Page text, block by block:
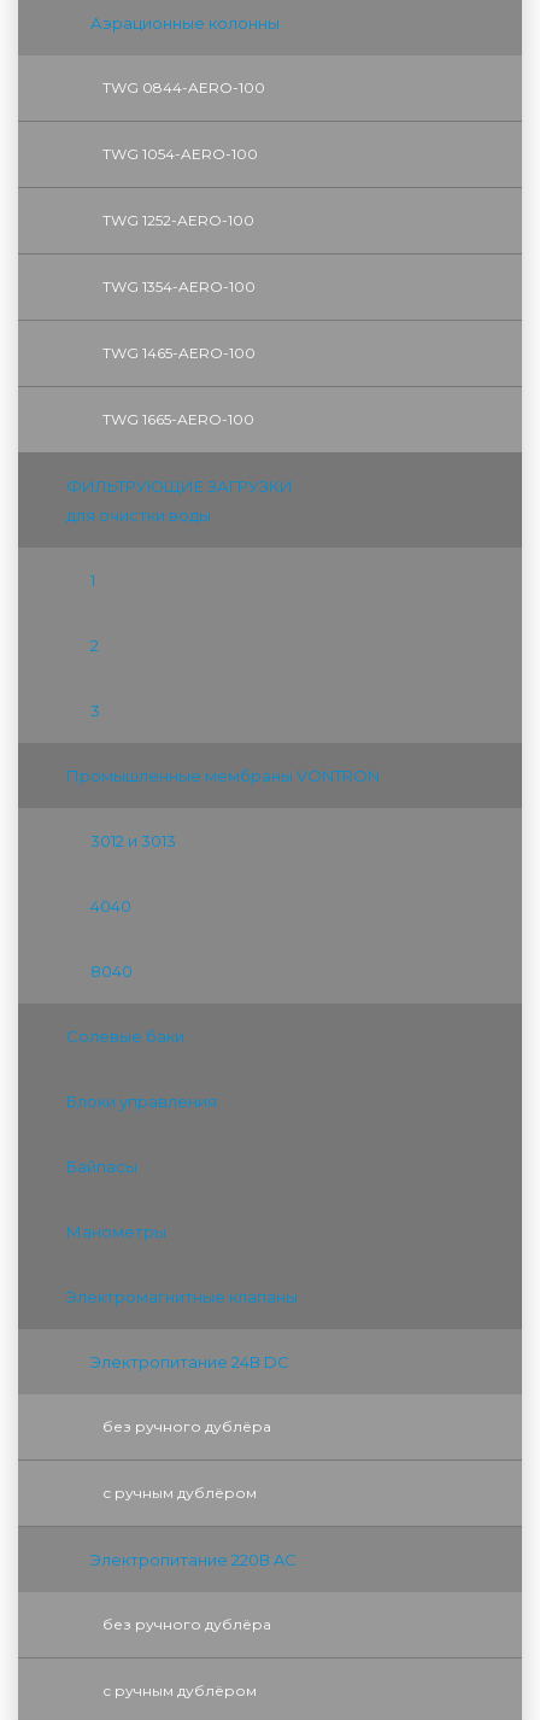
Аэрационные колонны
TWG 0844-AERO-100
TWG 1054-AERO-100
TWG 1252-AERO-100
TWG 1354-AERO-100
TWG 1465-AERO-100
TWG 1665-AERO-100
ФИЛЬТРУЮЩИЕ ЗАГРУЗКИ
для очистки воды
1
2
3
Промышленные мембраны VONTRON
3012 и 3013
4040
8040
Солевые баки
Блоки управления
Байпасы
Манометры
Электромагнитные клапаны
Электропитание 24В DC
без ручного дублёра
с ручным дублёром
Электропитание 220В AC
без ручного дублёра
с ручным дублёром